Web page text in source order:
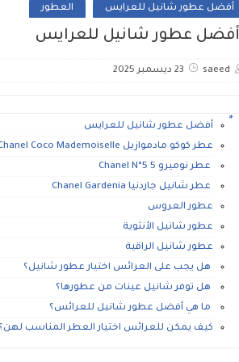
أفضل عطور شانيل للعرايس العطور
أفضل عطور شانيل للعرايس
saeed 23 ديسمبر 2025
أفضل عطور شانيل للعرايس
عطر كوكو مادموازيل Chanel Coco Mademoiselle
عطر نوميرو 5 Chanel N°5
عطر شانيل جاردنيا Chanel Gardenia
عطور العروس
عطور شانيل الأنثوية
عطور شانيل الراقية
هل يجب على العرائس اختيار عطور شانيل؟
هل توفر شانيل عينات من عطورها؟
ما هي أفضل عطور شانيل للعرائس؟
كيف يمكن للعرائس اختيار العطر المناسب